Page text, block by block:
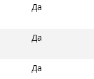
Да
Да
Да